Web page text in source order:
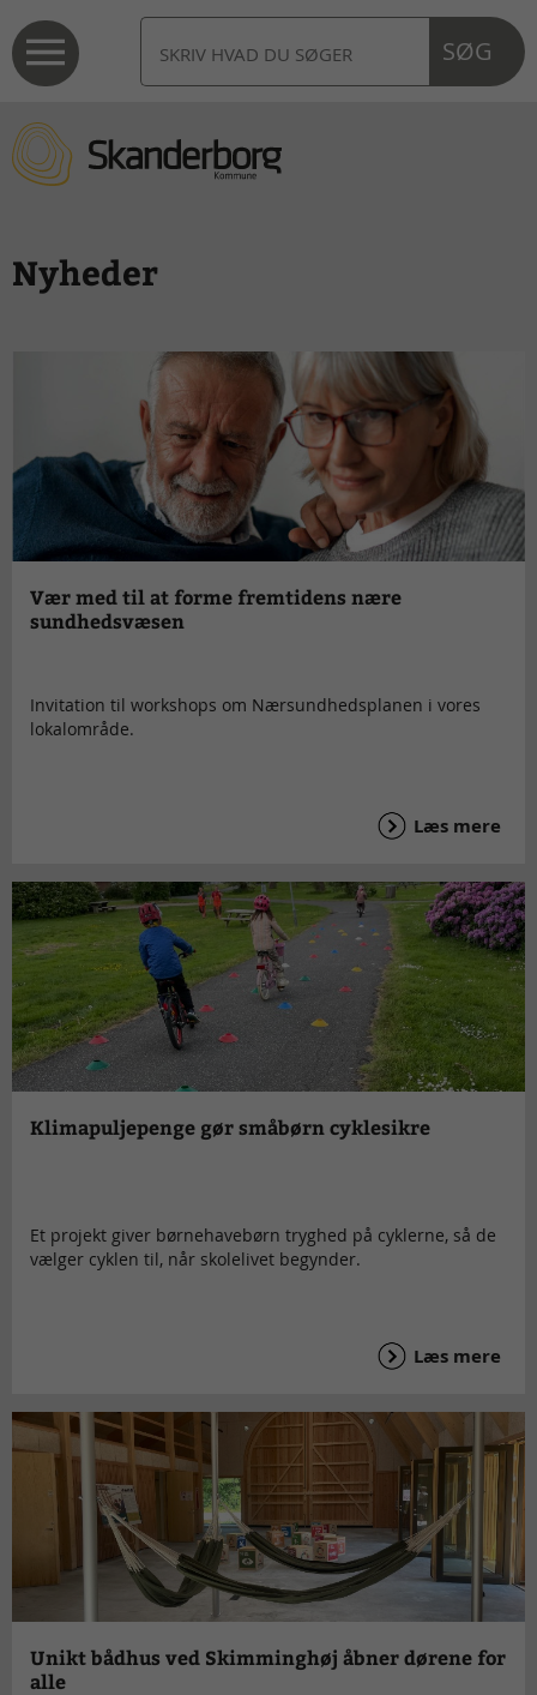
SØG
Nyheder
Vær med til at forme fremtidens nære
sundhedsvæsen
Invitation til workshops om Nærsundhedsplanen i vores
lokalområde.
Læs mere
Klimapuljepenge gør småbørn cyklesikre
Et projekt giver børnehavebørn tryghed på cyklerne, så de
vælger cyklen til, når skolelivet begynder.
Læs mere
Unikt bådhus ved Skimminghøj åbner dørene for
alle